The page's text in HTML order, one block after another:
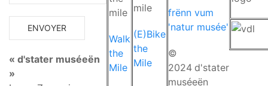
« d'stater muséeën
»
Walk
the
Mile
(E)Bike
the
Mile
frënn vum
'natur musée'
©
2024 d'stater
muséeën